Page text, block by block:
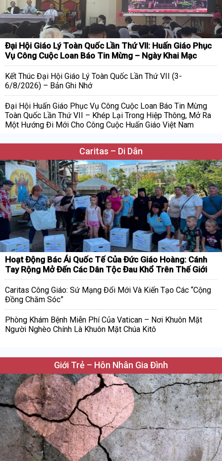
Đại Hội Giáo Lý Toàn Quốc Lần Thứ VII: Huấn Giáo Phục
Vụ Công Cuộc Loan Báo Tin Mừng – Ngày Khai Mạc
Kết Thúc Đại Hội Giáo Lý Toàn Quốc Lần Thứ VII (3-
6/8/2026) – Bản Ghi Nhớ
Đại Hội Huấn Giáo Phục Vụ Công Cuộc Loan Báo Tin Mừng
Toàn Quốc Lần Thứ VII – Khép Lại Trong Hiệp Thông, Mở Ra
Một Hướng Đi Mới Cho Công Cuộc Huấn Giáo Việt Nam
Caritas – Di Dân
Hoạt Động Bác Ái Quốc Tế Của Đức Giáo Hoàng: Cánh
Tay Rộng Mở Đến Các Dân Tộc Đau Khổ Trên Thế Giới
Caritas Công Giáo: Sứ Mạng Đổi Mới Và Kiến Tạo Các “Cộng
Đồng Chăm Sóc”
Phòng Khám Bệnh Miễn Phí Của Vatican – Nơi Khuôn Mặt
Người Nghèo Chính Là Khuôn Mặt Chúa Kitô
Giới Trẻ – Hôn Nhân Gia Đình